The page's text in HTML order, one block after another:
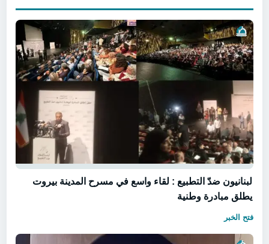
لبنانيون ضدّ التطبيع : لقاء واسع في مسرح المدينة بيروت
يطلق مبادرة وطنية
فتح الخبر